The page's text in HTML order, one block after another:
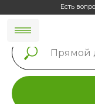
Есть